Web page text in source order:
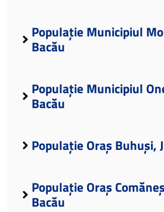
Populație Municipiul
Bacău
Populație Municipiul
Bacău
Populație Oraș Buhuși,
Populație Oraș
Bacău